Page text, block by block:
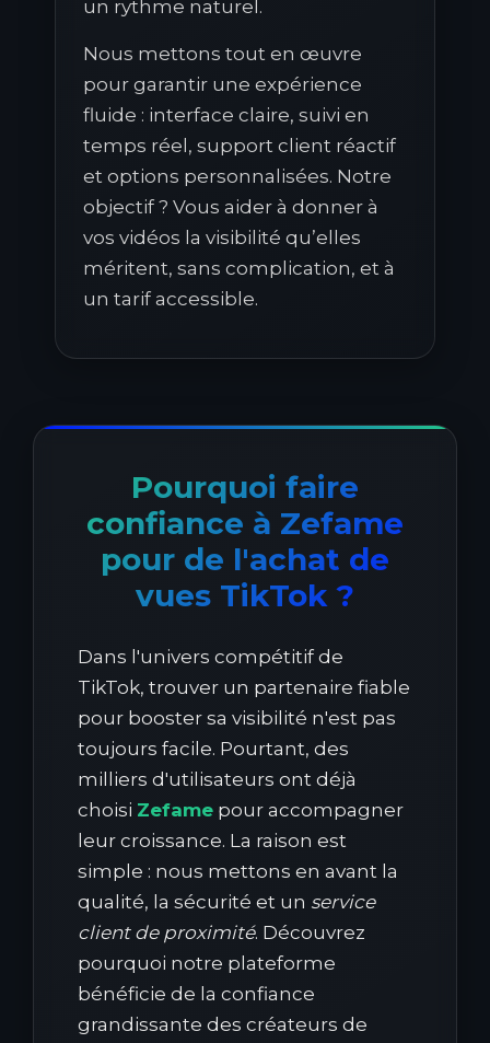
un rythme naturel.
Nous mettons tout en œuvre
pour garantir une expérience
fluide : interface claire, suivi en
temps réel, support client réactif
et options personnalisées. Notre
objectif ? Vous aider à donner à
vos vidéos la visibilité qu’elles
méritent, sans complication, et à
un tarif accessible.
Pourquoi faire
confiance à Zefame
pour de l'achat de
vues TikTok ?
Dans l'univers compétitif de
TikTok, trouver un partenaire fiable
pour booster sa visibilité n'est pas
toujours facile. Pourtant, des
milliers d'utilisateurs ont déjà
choisi Zefame pour accompagner
leur croissance. La raison est
simple : nous mettons en avant la
qualité, la sécurité et un service
client de proximité. Découvrez
pourquoi notre plateforme
bénéficie de la confiance
grandissante des créateurs de